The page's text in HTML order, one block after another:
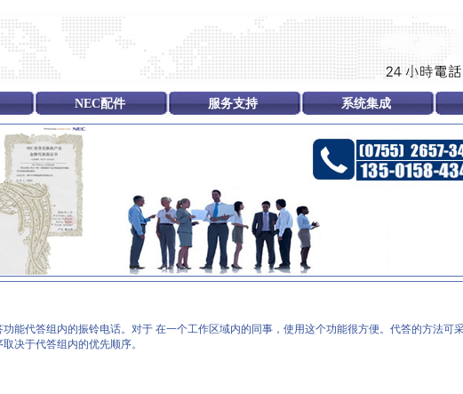
NEC配件 服务支持 系统集成
能代答组内的振铃电话。对于 在一个工作区域内的同事，使用这个功能很方便。代答的方法可
决于代答组内的优先顺序。